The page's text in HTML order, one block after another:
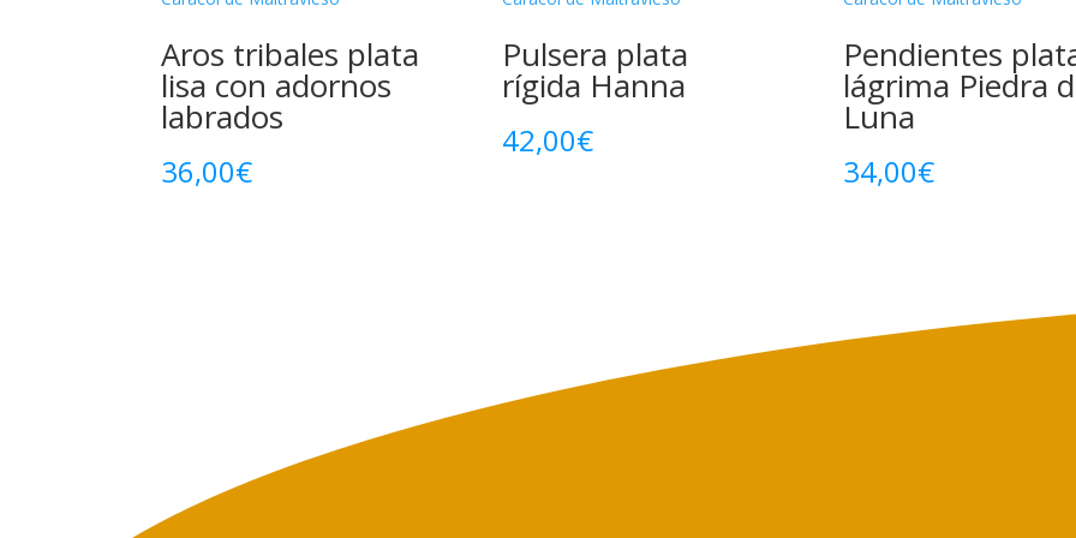
Aros tribales plata
lisa con adornos
labrados
36,00€
Pulsera plata
rígida Hanna
42,00€
Pendientes
lágrima Piedra
Luna
34,00€